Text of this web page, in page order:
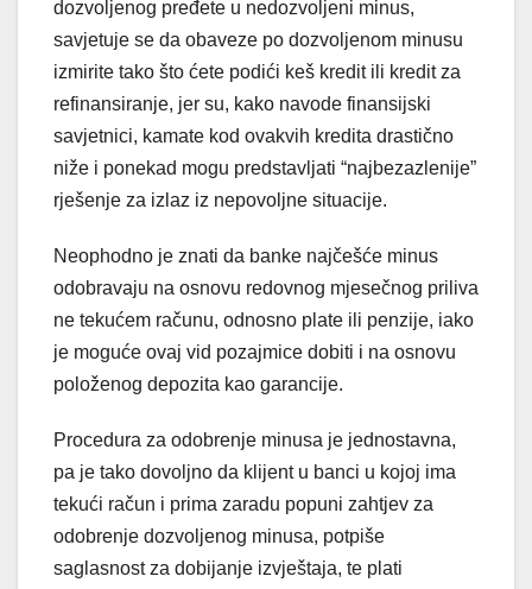
dozvoljenog pređete u nedozvoljeni minus,
savjetuje se da obaveze po dozvoljenom minusu
izmirite tako što ćete podići keš kredit ili kredit za
refinansiranje, jer su, kako navode finansijski
savjetnici, kamate kod ovakvih kredita drastično
niže i ponekad mogu predstavljati “najbezazlenije”
rješenje za izlaz iz nepovoljne situacije.
Neophodno je znati da banke najčešće minus
odobravaju na osnovu redovnog mjesečnog priliva
ne tekućem računu, odnosno plate ili penzije, iako
je moguće ovaj vid pozajmice dobiti i na osnovu
položenog depozita kao garancije.
Procedura za odobrenje minusa je jednostavna,
pa je tako dovoljno da klijent u banci u kojoj ima
tekući račun i prima zaradu popuni zahtjev za
odobrenje dozvoljenog minusa, potpiše
saglasnost za dobijanje izvještaja, te plati